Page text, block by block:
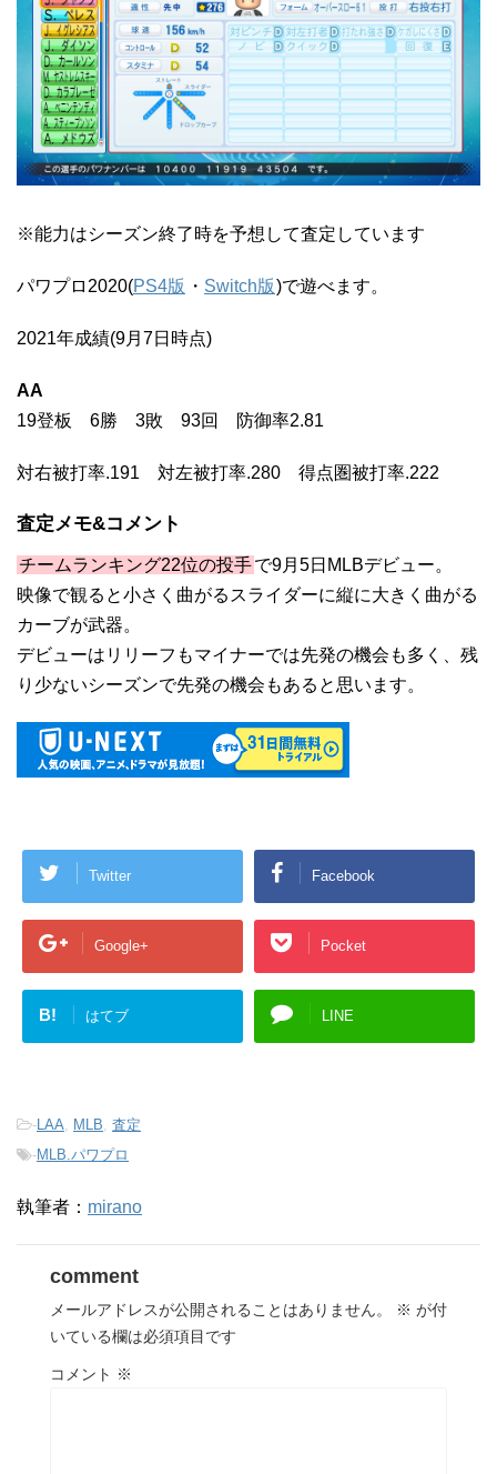
※能力はシーズン終了時を予想して査定しています
パワプロ2020(PS4版 ・ Switch版)で遊べます。
2021年成績(9月7日時点)
AA
19登板 6勝 3敗 93回 防御率2.81
対右被打率.191 対左被打率.280 得点圏被打率.222
査定メモ&コメント
チームランキング22位の投手で9月5日MLBデビュー。
映像で観ると小さく曲がるスライダーに縦に大きく曲がる
カーブが武器。
デビューはリリーフもマイナーでは先発の機会も多く、残
り少ないシーズンで先発の機会もあると思います。
Twitter Facebook
Google+ Pocket
B! はてブ LINE
-LAA MLB 査定
-MLB.パワプロ
執筆者： mirano
comment
メールアドレスが公開されることはありません。 ※ が付
いている欄は必須項目です
コメント ※